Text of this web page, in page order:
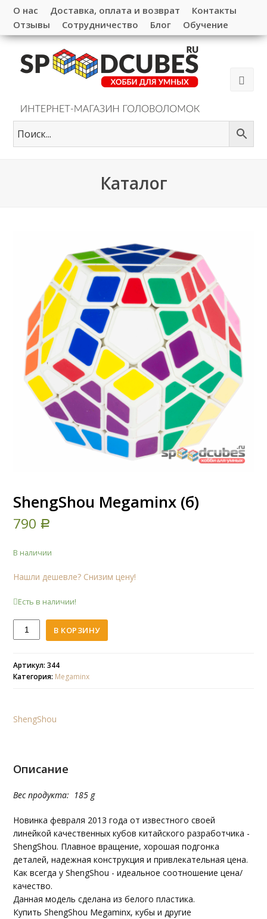
О нас Доставка, оплата и возврат
Контакты
Отзывы
Сотрудничество Блог Обучение
Каталог
ShengShou Megaminx (б)
790 Р
В наличии
Нашли дешевле? Снизим цену!
Есть в наличии!
Количество
ShengShou
(б)
В КОРЗИНУ
Артикул: 344
Категория: Megaminx
ShengShou
Описание
Вес продукта: 185 g
Новинка февраля 2013 года от известного своей
линейкой качественных кубов китайского разработчика -
ShengShou. Плавное вращение, хорошая подгонка
деталей, надежная конструкция и привлекательная цена.
Как всегда у ShengShou - идеальное соотношение цена/
качество.
Данная модель сделана из белого пластика.
Купить ShengShou Megaminx, кубы и другие